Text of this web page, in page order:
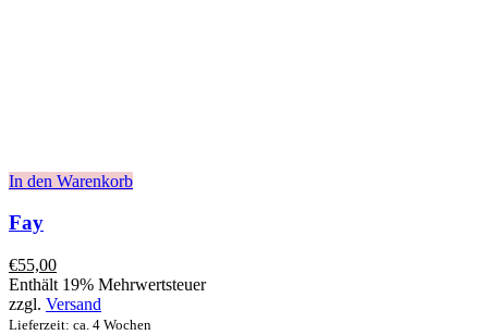
In den Warenkorb
Fay
€55,00
Enthält 19% Mehrwertsteuer
zzgl. Versand
Lieferzeit: ca. 4 Wochen